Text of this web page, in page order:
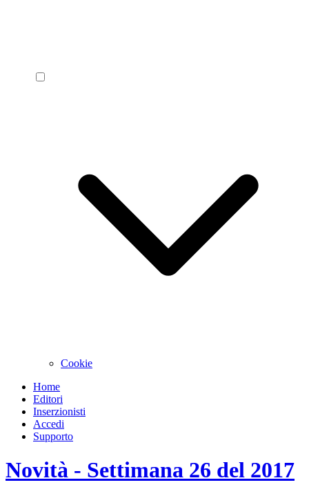
Cookie
Home
Editori
Inserzionisti
Accedi
Supporto
Novità - Settimana 26 del 2017